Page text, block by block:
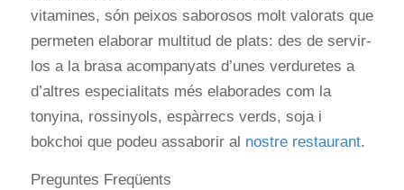
vitamines, són peixos saborosos molt valorats que
permeten elaborar multitud de plats: des de servir-
los a la brasa acompanyats d’unes verduretes a
d’altres especialitats més elaborades com la
tonyina, rossinyols, espàrrecs verds, soja i
bokchoi que podeu assaborir al nostre restaurant.
Preguntes Freqüents